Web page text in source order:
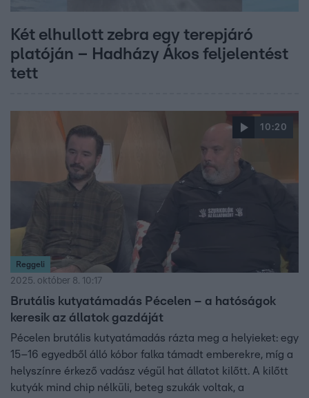
Két elhullott zebra egy terepjáró
platóján – Hadházy Ákos feljelentést
tett
10:20
Reggeli
2025. október 8. 10:17
Brutális kutyatámadás Pécelen – a hatóságok
keresik az állatok gazdáját
Pécelen brutális kutyatámadás rázta meg a helyieket: egy
15–16 egyedből álló kóbor falka támadt emberekre, míg a
helyszínre érkező vadász végül hat állatot kilőtt. A kilőtt
kutyák mind chip nélküli, beteg szukák voltak, a